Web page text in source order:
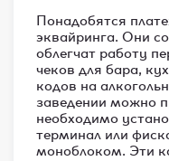
Понадобятся
эквайринга. Они
облегчат работу
чеков для бара,
кодов на
заведении можно
необходимо
терминал или
моноблоком. Эти